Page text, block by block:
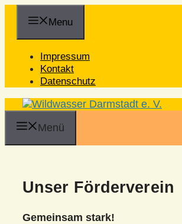
Inhalt
Menu
Impressum
Kontakt
Datenschutz
Menü
Unser Förderverein
Gemeinsam stark!